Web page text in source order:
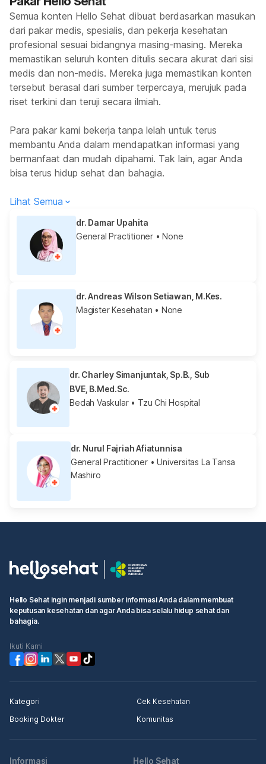
Semua konten Hello Sehat dibuat berdasarkan masukan
dari pakar medis, spesialis, dan pekerja kesehatan
profesional sesuai bidangnya masing-masing. Mereka
memastikan seluruh konten ditulis secara akurat dari sisi
medis dan non-medis. Mereka juga memastikan konten
tersebut berasal dari sumber terpercaya, merujuk pada
riset terkini dan teruji secara ilmiah.
Para pakar kami bekerja tanpa lelah untuk terus
membantu Anda dalam mendapatkan informasi yang
bermanfaat dan mudah dipahami. Tak lain, agar Anda
bisa terus hidup sehat dan bahagia.
Lihat Semua
dr. Damar Upahita
General Practitioner • None
dr. Andreas Wilson Setiawan, M.Kes.
Magister Kesehatan • None
dr. Charley Simanjuntak, Sp.B., Sub
BVE, B.Med.Sc.
Bedah Vaskular• Tzu Chi Hospital
dr. Nurul Fajriah Afiatunnisa
General Practitioner• Universitas La Tansa
Mashiro
Hello Sehat ingin menjadi sumber informasi Anda dalam membuat
keputusan kesehatan dan agar Anda bisa selalu hidup sehat dan
bahagia.
Ikuti Kami
Kategori
Cek Kesehatan
Booking Dokter
Komunitas
Informasi Hello Sehat